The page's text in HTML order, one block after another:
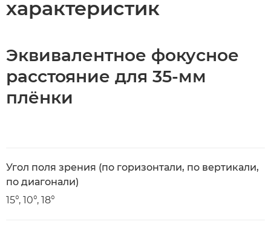
характеристик
Эквивалентное фокусное
расстояние для 35-мм
плёнки
Угол поля зрения (по горизонтали, по вертикали,
по диагонали)
15°, 10°, 18°